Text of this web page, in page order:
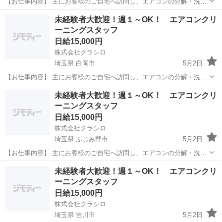
作業を行っていただきます！ 具体的な業務内容は以下の通りです。 ・
エアコンの動作確認 ・本体カバーやフィルターの取り外し ・専用機材
その他 エアコンクリーニングスタッフ
未経験者大歓迎！週１～OK！ エアコンクリ
ーニングスタッフ
日給15,000円
株式会社クラシロ
埼玉県 白岡市
5月2日
【お仕事内容】 主にお客様のご自宅へ訪問し、エアコンの分解・洗浄
作業を行っていただきます！ 具体的な業務内容は以下の通りです。 ・
エアコンの動作確認 ・本体カバーやフィルターの取り外し ・専用機材
その他 エアコンクリーニングスタッフ
未経験者大歓迎！週１～OK！ エアコンクリ
ーニングスタッフ
日給15,000円
株式会社クラシロ
埼玉県 ふじみ野市
5月2日
【お仕事内容】 主にお客様のご自宅へ訪問し、エアコンの分解・洗浄
作業を行っていただきます！ 具体的な業務内容は以下の通りです。 ・
エアコンの動作確認 ・本体カバーやフィルターの取り外し ・専用機材
ふじみ野市 その他 エアコンクリーニングスタッフ
未経験者大歓迎！週１～OK！ エアコンクリ
ーニングスタッフ
日給15,000円
株式会社クラシロ
埼玉県 吉川市
5月2日